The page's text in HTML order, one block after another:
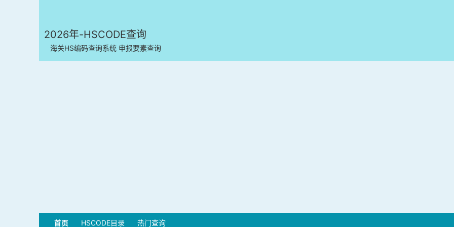
2026年-HSCODE查询
海关HS编码查询系统 申报要素查询
首页 HSCODE目录 热门查询